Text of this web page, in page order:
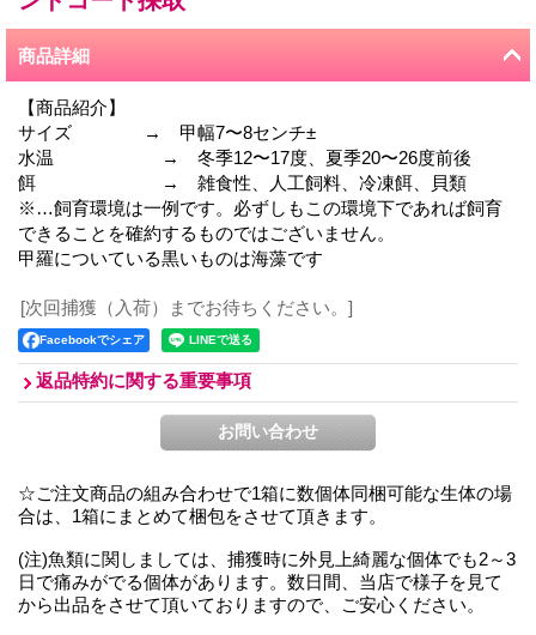
商品詳細
【商品紹介】
サイズ → 甲幅7〜8センチ±
水温 → 冬季12〜17度、夏季20〜26度前後
餌 → 雑食性、人工飼料、冷凍餌、貝類
※…飼育環境は一例です。必ずしもこの環境下であれば飼育
できることを確約するものではございません。
甲羅についている黒いものは海藻です
[次回捕獲（入荷）までお待ちください。]
Facebookでシェア
返品特約に関する重要事項
☆ご注文商品の組み合わせで1箱に数個体同梱可能な生体の場
合は、1箱にまとめて梱包をさせて頂きます。
(注)魚類に関しましては、捕獲時に外見上綺麗な個体でも2～3
日で痛みがでる個体があります。数日間、当店で様子を見て
から出品をさせて頂いておりますので、ご安心ください。